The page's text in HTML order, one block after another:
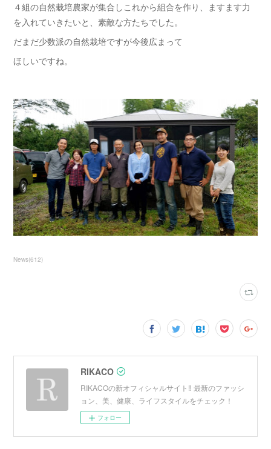
４組の自然栽培農家が集合しこれから組合を作り、ますます力
を入れていきたいと、素敵な方たちでした。
だまだ少数派の自然栽培ですが今後広まって
ほしいですね。
News(612)
RIKACO
RIKACOの新オフィシャルサイト‼︎ 最新のファッシ
ョン、美、健康、ライフスタイルをチェック！
フォロー